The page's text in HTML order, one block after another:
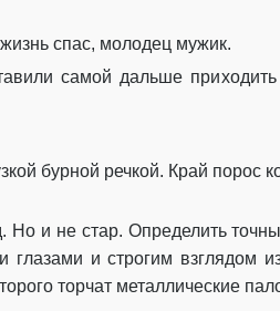
спас, молодец мужик.
самой дальше
бурной речкой. Край порос
и не стар. Определить
глазами и строгим взглядом
торчат металлические